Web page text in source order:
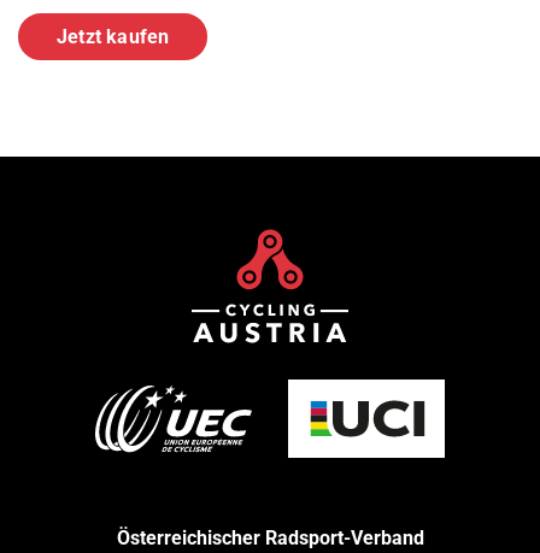
Jetzt kaufen
Österreichischer Radsport-Verband